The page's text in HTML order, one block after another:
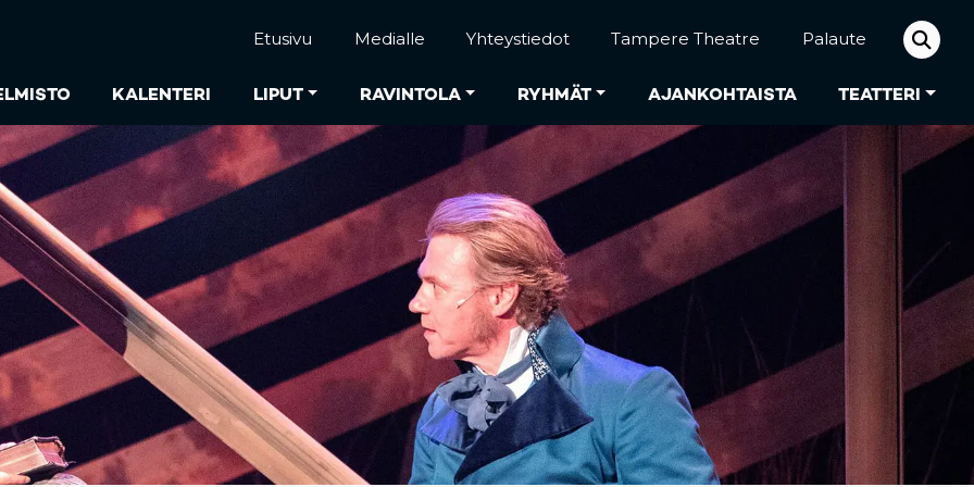
KALENTERI LIPUT RAVINTOLA RYHMÄT AJANKOHTAISTA TEATTERI
Etusivu Medialle Yhteystiedot Tampere Theatre Palaute